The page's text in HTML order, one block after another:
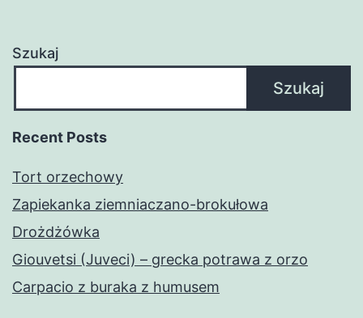
Szukaj
Szukaj
Recent Posts
Tort orzechowy
Zapiekanka ziemniaczano-brokułowa
Drożdżówka
Giouvetsi (Juveci) – grecka potrawa z orzo
Carpacio z buraka z humusem